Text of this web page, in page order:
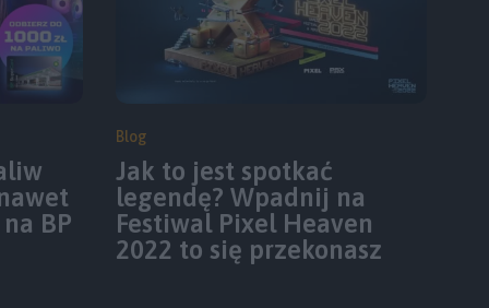
BP
Blog
Jak to jest spotkać
legendę? Wpadnij na
Festiwal Pixel Heaven
2022 to się przekonasz